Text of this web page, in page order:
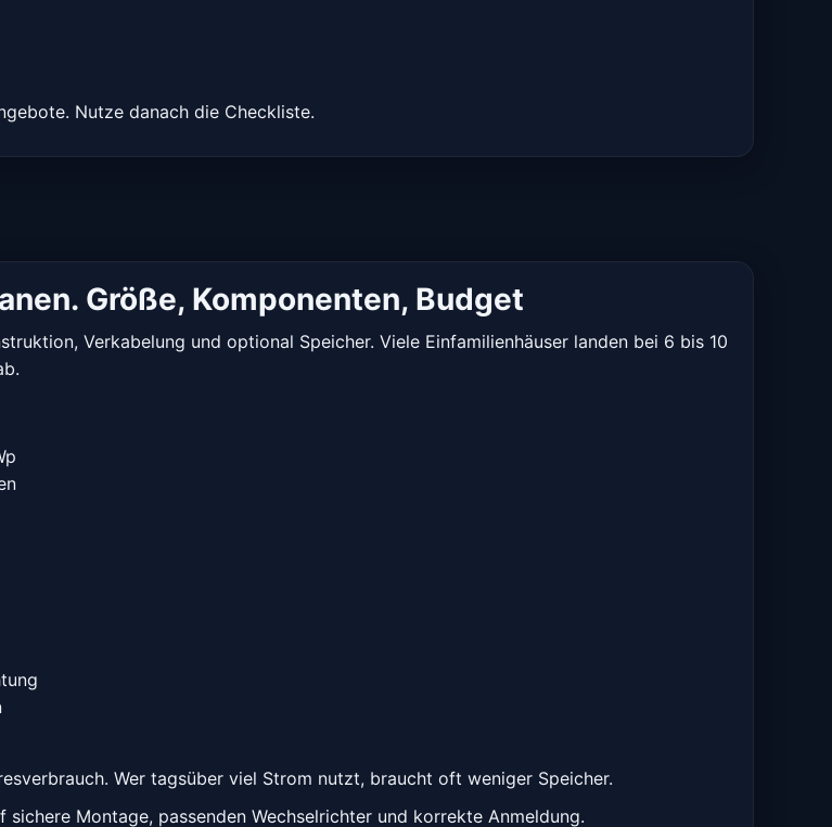
Nutze danach die Checkliste.
Größe, Komponenten, Budget
Verkabelung und optional Speicher. Viele Einfamilienhäuser landen bei 6 bis 10
Wer tagsüber viel Strom nutzt, braucht oft weniger Speicher.
Montage, passenden Wechselrichter und korrekte Anmeldung.